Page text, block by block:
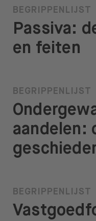
BEGRIPPENLIJST
Passiva:
en feiten
BEGRIPPENLIJST
aandelen:
BEGRIPPENLIJST